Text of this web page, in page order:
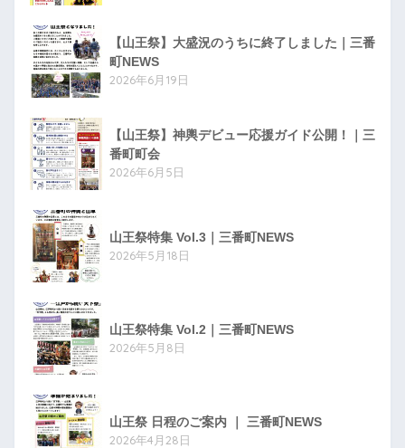
【山王祭】大盛況のうちに終了しました｜三番
町NEWS
2026年6月19日
【山王祭】神輿デビュー応援ガイド公開！｜三
番町町会
2026年6月5日
山王祭特集 Vol.3｜三番町NEWS
2026年5月18日
山王祭特集 Vol.2｜三番町NEWS
2026年5月8日
山王祭 日程のご案内 ｜ 三番町NEWS
2026年4月28日